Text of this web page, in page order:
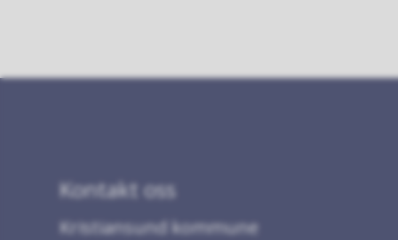
Kontakt oss
Kristiansund kommune